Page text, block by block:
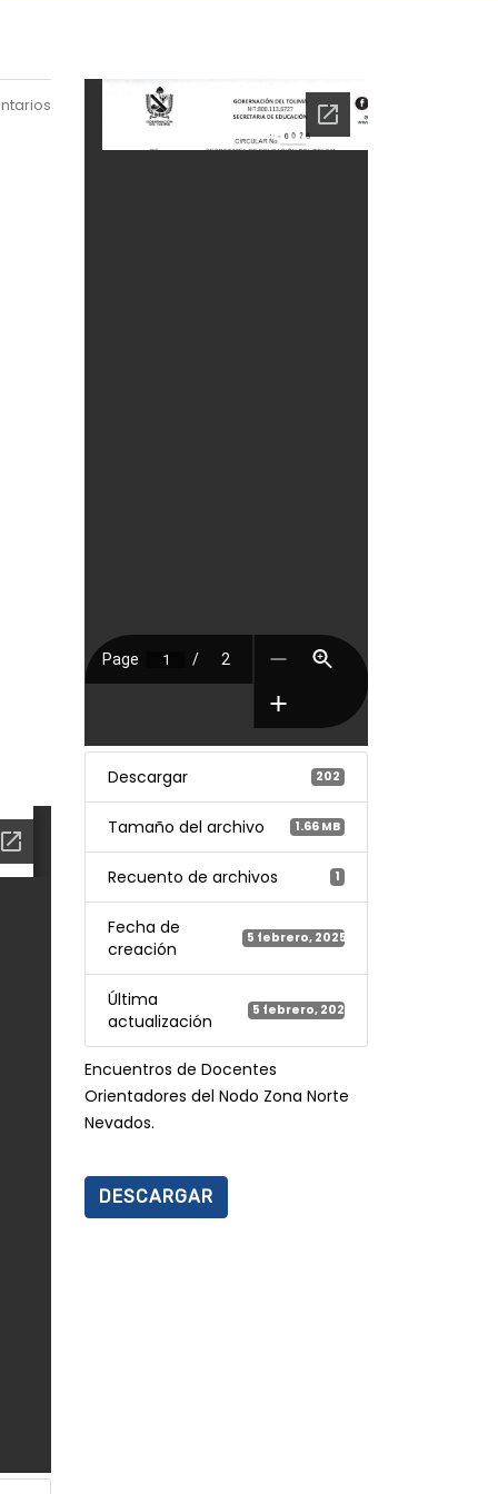
Descargar 202
Tamaño del archivo 1.66 MB
Recuento de archivos 1
Fecha de
creación
5 febrero, 2025
Última
actualización
5 febrero, 2025
Encuentros de Docentes
Orientadores del Nodo Zona Norte
Nevados.
DESCARGAR